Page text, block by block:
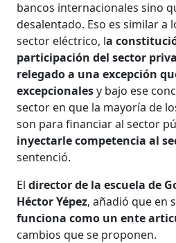
bancos internacionales sino
desalentado. Eso es similar a
sector eléctrico, la
participación del sector
relegado a una excepción
excepcionalesy bajo ese
sector en que la mayoría de
son para financiar al sector
inyectarle competencia al
sentenció.
Eldirector de la escuela de
Héctor Yépez, añadió que en
funciona como un ente
cambios que se proponen.